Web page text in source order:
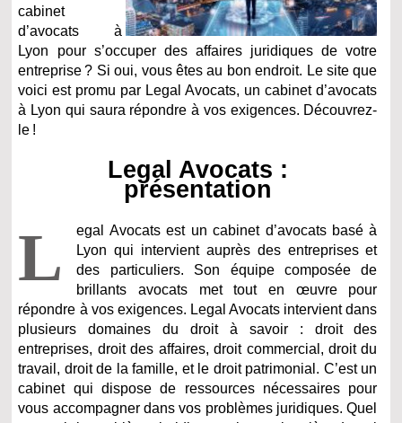
cabinet
d’avocats à
Lyon pour s’occuper des affaires juridiques de votre
entreprise ? Si oui, vous êtes au bon endroit. Le site que
voici est promu par Legal Avocats, un cabinet d’avocats
à Lyon qui saura répondre à vos exigences. Découvrez-
le !
Legal Avocats :
présentation
L
egal Avocats est un cabinet d’avocats basé à
Lyon qui intervient auprès des entreprises et
des particuliers. Son équipe composée de
brillants avocats met tout en œuvre pour
répondre à vos exigences. Legal Avocats intervient dans
plusieurs domaines du droit à savoir : droit des
entreprises, droit des affaires, droit commercial, droit du
travail, droit de la famille, et le droit patrimonial. C’est un
cabinet qui dispose de ressources nécessaires pour
vous accompagner dans vos problèmes juridiques. Quel